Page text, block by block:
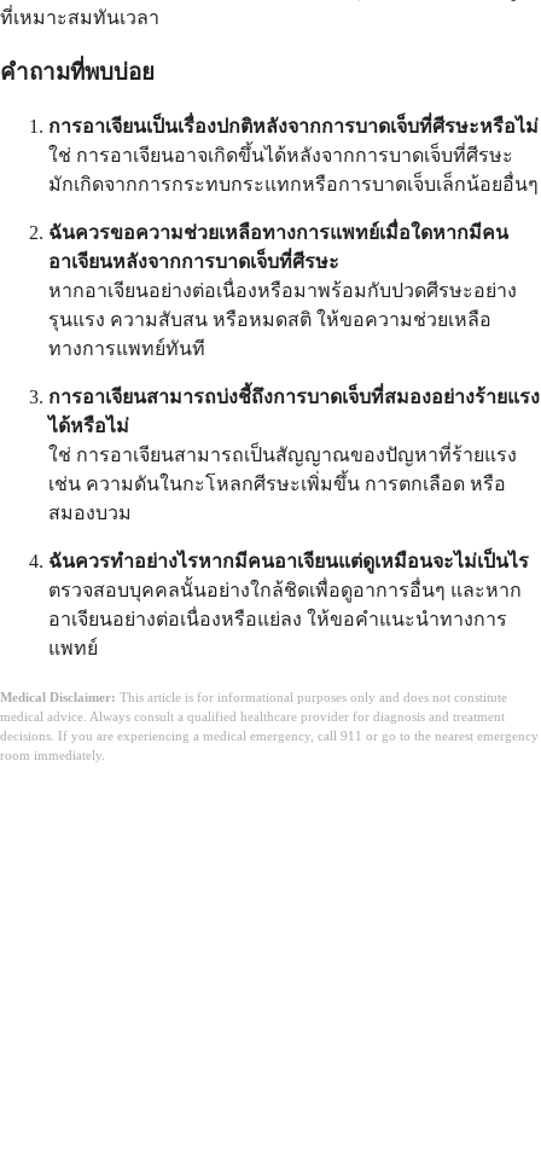
ที่เหมาะสมทันเวลา
คำถามที่พบบ่อย
การอาเจียนเป็นเรื่องปกติหลังจากการบาดเจ็บที่ศีรษะหรือไม่
ใช่ การอาเจียนอาจเกิดขึ้นได้หลังจากการบาดเจ็บที่ศีรษะ
มักเกิดจากการกระทบกระแทกหรือการบาดเจ็บเล็กน้อยอื่นๆ
ฉันควรขอความช่วยเหลือทางการแพทย์เมื่อใดหากมีคน
อาเจียนหลังจากการบาดเจ็บที่ศีรษะ
หากอาเจียนอย่างต่อเนื่องหรือมาพร้อมกับปวดศีรษะอย่าง
รุนแรง ความสับสน หรือหมดสติ ให้ขอความช่วยเหลือ
ทางการแพทย์ทันที
การอาเจียนสามารถบ่งชี้ถึงการบาดเจ็บที่สมองอย่างร้ายแรง
ได้หรือไม่
ใช่ การอาเจียนสามารถเป็นสัญญาณของปัญหาที่ร้ายแรง
เช่น ความดันในกะโหลกศีรษะเพิ่มขึ้น การตกเลือด หรือ
สมองบวม
ฉันควรทำอย่างไรหากมีคนอาเจียนแต่ดูเหมือนจะไม่เป็นไร
ตรวจสอบบุคคลนั้นอย่างใกล้ชิดเพื่อดูอาการอื่นๆ และหาก
อาเจียนอย่างต่อเนื่องหรือแย่ลง ให้ขอคำแนะนำทางการ
แพทย์
Medical Disclaimer: This article is for informational purposes only and does not constitute
medical advice. Always consult a qualified healthcare provider for diagnosis and treatment
decisions. If you are experiencing a medical emergency, call 911 or go to the nearest emergency
room immediately.